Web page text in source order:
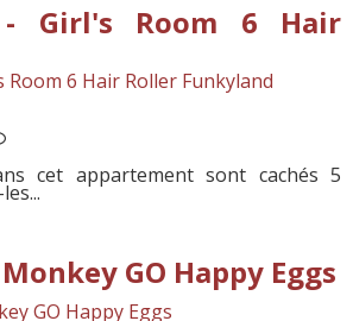
- Girl's Room 6 Hair
Funkyland
cet appartement sont cachés 5
GO Happy Eggs